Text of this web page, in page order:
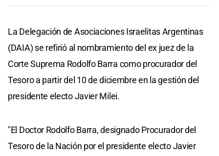
La Delegación de Asociaciones Israelitas Argentinas
(DAIA) se refirió al nombramiento del ex juez de la
Corte Suprema Rodolfo Barra como procurador del
Tesoro a partir del 10 de diciembre en la gestión del
presidente electo Javier Milei.
"El Doctor Rodolfo Barra, designado Procurador del
Tesoro de la Nación por el presidente electo Javier